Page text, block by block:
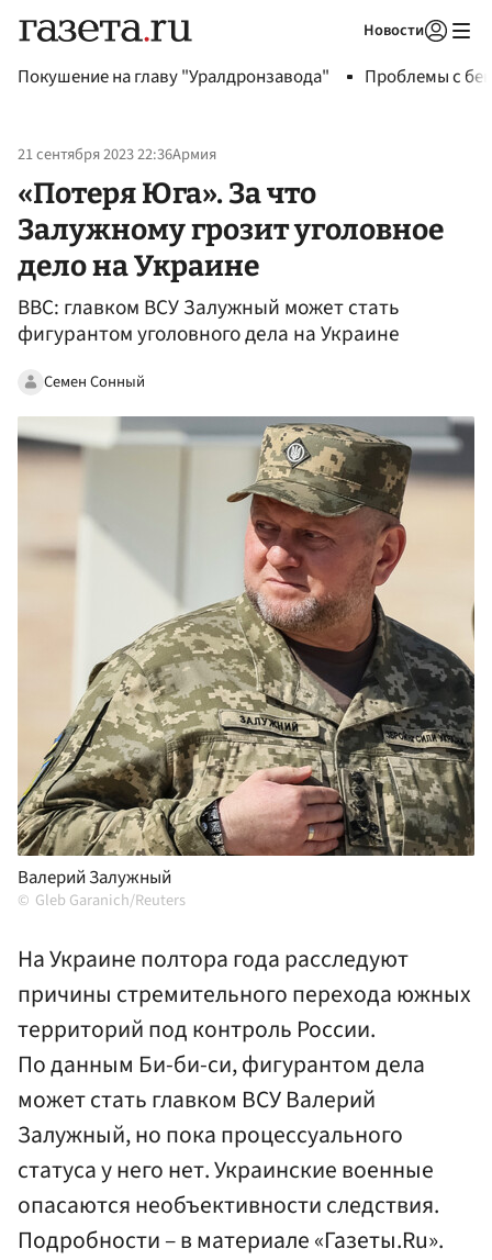
Новости
Покушение на главу "Уралдронзавода" Проблемы с
21 сентября 2023 22:36Армия
«Потеря Юга». За что
Залужному грозит уголовное
дело на Украине
BBC: главком ВСУ Залужный может стать
фигурантом уголовного дела на Украине
Семен Сонный
Валерий Залужный
Gleb Garanich/Reuters
На Украине полтора года расследуют
причины стремительного перехода южных
территорий под контроль России.
По данным Би-би-си, фигурантом дела
может стать главком ВСУ Валерий
Залужный, но пока процессуального
статуса у него нет. Украинские военные
опасаются необъективности следствия.
Подробности – в материале «Газеты.Ru».